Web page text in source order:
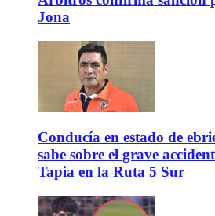
Jona
Conducía en estado de
sabe sobre el grave
Tapia en la Ruta 5 Sur